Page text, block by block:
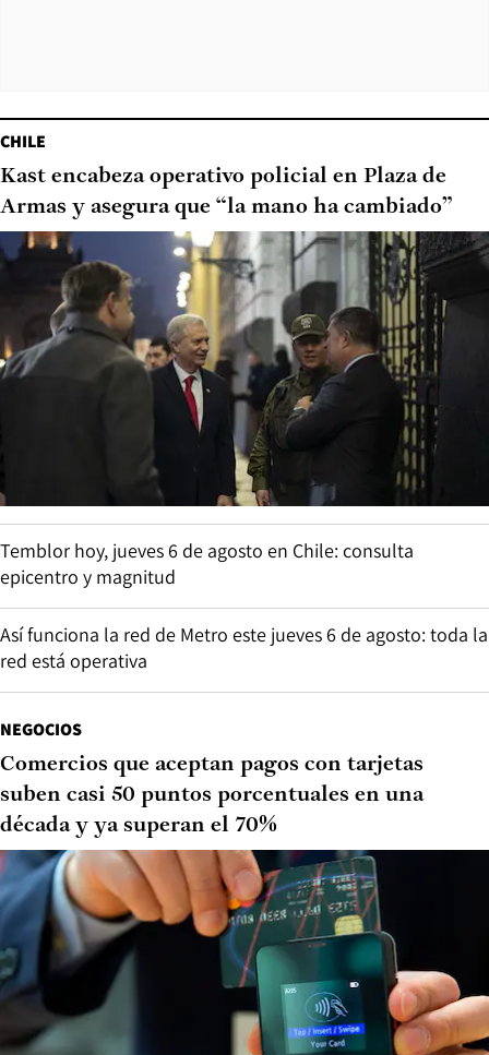
CHILE
Kast encabeza operativo policial en Plaza de
Armas y asegura que “la mano ha cambiado”
Temblor hoy, jueves 6 de agosto en Chile: consulta
epicentro y magnitud
Así funciona la red de Metro este jueves 6 de agosto: toda la
red está operativa
NEGOCIOS
Comercios que aceptan pagos con tarjetas
suben casi 50 puntos porcentuales en una
década y ya superan el 70%